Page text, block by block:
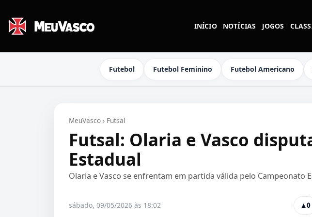
INÍCIO NOTÍCIAS JOGOS
Futebol Futebol Feminino Futebol Americano
MeuVasco › Futsal
Futsal: Olaria e Vasco
Estadual
Olaria e Vasco se enfrentam em partida válida pelo Campeonato
sábado, 09/05/2026 às 18:02 ▲0